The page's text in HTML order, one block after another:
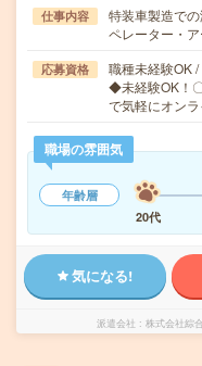
仕事内容
特装車製造で
ペレーター・
応募資格
職種未経験OK
◆未経験OK！
で気軽にオン
職場の雰囲気
年齢層
20代
気になる!
派遣会社 株式会社綜